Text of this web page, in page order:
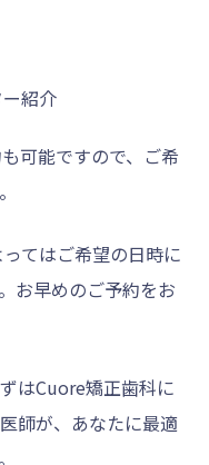
紹介
可能ですので、ご希
てはご希望の日時に
お早めのご予約をお
はCuore矯正歯科に
師が、あなたに最適